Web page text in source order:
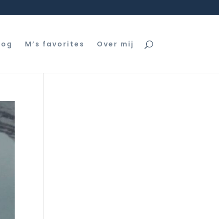
M’s favorites Over mij